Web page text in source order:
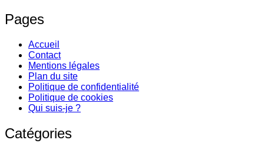
Pages
Accueil
Contact
Mentions légales
Plan du site
Politique de confidentialité
Politique de cookies
Qui suis-je ?
Catégories